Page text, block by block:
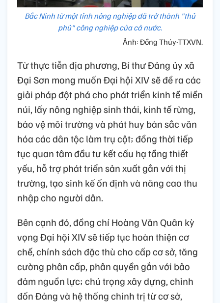
Bắc Ninh từ một tỉnh nông nghiệp đã trở thành "thủ
phủ" công nghiệp của cả nước.
Ảnh: Đồng Thúy-TTXVN.
Từ thực tiễn địa phương, Bí thư Đảng ủy xã
Đại Sơn mong muốn Đại hội XIV sẽ đề ra các
giải pháp đột phá cho phát triển kinh tế miền
núi, lấy nông nghiệp sinh thái, kinh tế rừng,
bảo vệ môi trường và phát huy bản sắc văn
hóa các dân tộc làm trụ cột; đồng thời tiếp
tục quan tâm đầu tư kết cấu hạ tầng thiết
yếu, hỗ trợ phát triển sản xuất gắn với thị
trường, tạo sinh kế ổn định và nâng cao thu
nhập cho người dân.
Bên cạnh đó, đồng chí Hoàng Văn Quân kỳ
vọng Đại hội XIV sẽ tiếp tục hoàn thiện cơ
chế, chính sách đặc thù cho cấp cơ sở, tăng
cường phân cấp, phân quyền gắn với bảo
đảm nguồn lực; chú trọng xây dựng, chỉnh
đốn Đảng và hệ thống chính trị từ cơ sở,